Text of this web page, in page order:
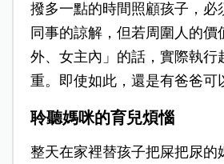
撥多一點的時間照顧孩子，必
同事的諒解，但若周圍人的價
外、女主內」的話，實際執行
重。即使如此，還是有爸爸可
聆聽媽咪的育兒煩惱
整天在家裡替孩子把屎把尿的